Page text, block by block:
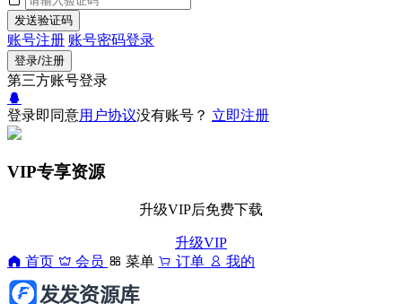
发送验证码
账号注册 账号密码登录
登录/注册
第三方账号登录
登录即同意用户协议没有账号？ 立即注册
VIP专享资源
升级VIP后免费下载
升级VIP
首页
会员 菜单 订单 我的